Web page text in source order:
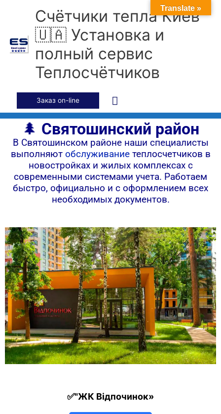
содержимому
Счётчики тепла Киев
🇺🇦 Установка и
полный сервис
Теплосчётчиков
Главное
меню
Заказ on-line
🌲 Святошинский район
В Святошинском районе наши специалисты
выполняют обслуживаниетеплосчетчиков в
новостройках и жилых комплексах с
современными системами учета. Работаем
быстро, официально и с оформлением всех
необходимых документов.
✅"ЖК Відпочинок»
Translate »